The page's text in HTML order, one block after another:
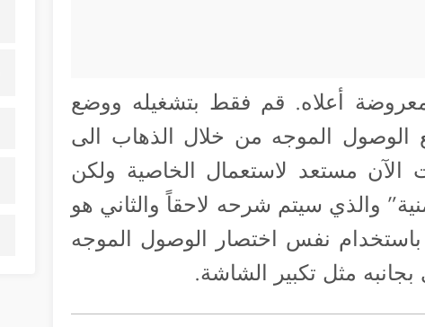
أعلاه. قم فقط بتشغيله ووضع
الموجه من خلال الذهاب الى
الآن مستعد لاستعمال الخاصية ولكن
والذي سيتم شرحه لاحقاً والثاني هو
نفس اختصار الوصول الموجه
مثل تكبير الشاشة.